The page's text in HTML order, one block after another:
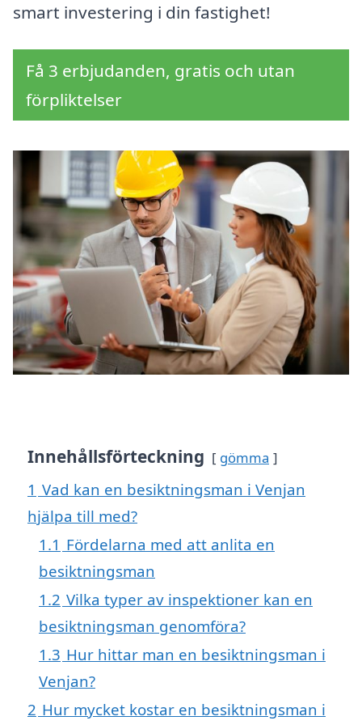
smart investering i din fastighet!
Få 3 erbjudanden, gratis och utan
förpliktelser
Innehållsförteckning gömma
1 Vad kan en besiktningsman i Venjan
hjälpa till med?
1.1 Fördelarna med att anlita en
besiktningsman
1.2 Vilka typer av inspektioner kan en
besiktningsman genomföra?
1.3 Hur hittar man en besiktningsman i
Venjan?
2 Hur mycket kostar en besiktningsman i